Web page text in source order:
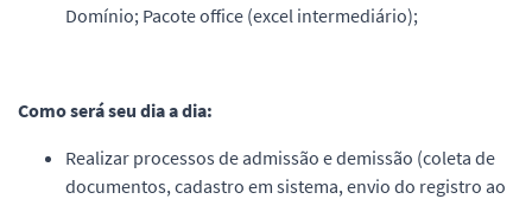
Domínio; Pacote office (excel intermediário);
Como será seu dia a dia:
Realizar processos de admissão e demissão (coleta de
documentos, cadastro em sistema, envio do registro ao